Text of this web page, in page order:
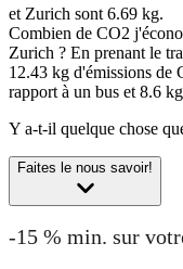
et Zurich sont 6.69 kg.
Combien de CO2
Zurich ? En prenant le
12.43 kg d'émissions de
rapport à un bus et 8.6
Y a-t-il quelque chose
Faites le nous savoir!
-15 % min. sur